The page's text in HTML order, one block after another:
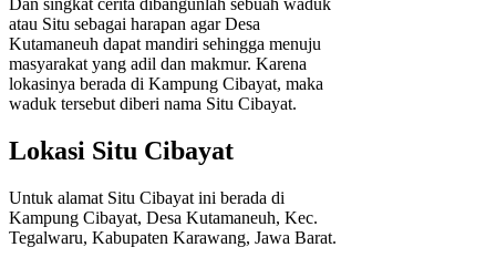
Dan singkat cerita dibangunlah sebuah waduk
atau Situ sebagai harapan agar Desa
Kutamaneuh dapat mandiri sehingga menuju
masyarakat yang adil dan makmur. Karena
lokasinya berada di Kampung Cibayat, maka
waduk tersebut diberi nama Situ Cibayat.
Lokasi Situ Cibayat
Untuk alamat Situ Cibayat ini berada di
Kampung Cibayat, Desa Kutamaneuh, Kec.
Tegalwaru, Kabupaten Karawang, Jawa Barat.